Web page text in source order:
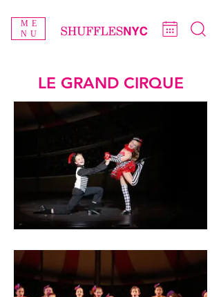
ME
NU
LE GRAND CIRQUE